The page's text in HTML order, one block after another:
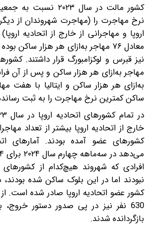
کشور مالت در سال ۲۰۲۳
نرخ مهاجرت را (مهاجرت شهروندان از
اروپا و مهاجرانی از خارج از اتحادیه
معادل ۷۶ مهاجر به‌ازای هر هزار
نیز قبرس و لوکزامبورگ قرار داشتند.
مهاجر به‌ازای هر هزار ساکن و پس از آن
به‌ازای هر هزار ساکن و ایتالیا با هفت
ساکن کمترین نرخ مهاجرت را به ثبت
خارج از اتحادیه اروپا بیشتر از تعداد
کشورهای عضو آمده بودند. آمارهای
افرادی که شهروند هیچ‌کدام از کشورهای
نبودند اما در این بلوک ساکن شده
630 نفر نیز در پی صدور دستور
بازگردانده شدند.